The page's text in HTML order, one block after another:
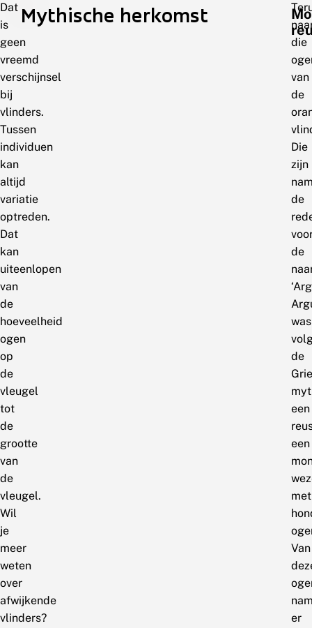
Dat
is
geen
vreemd
verschijnsel
bij
vlinders.
Tussen
individuen
kan
altijd
variatie
optreden.
Dat
kan
uiteenlopen
van
de
hoeveelheid
ogen
op
de
vleugel
tot
de
grootte
van
de
vleugel.
Wil
je
meer
weten
over
afwijkende
vlinders?
Mythische herkomst
die
van
de
Die
zijn
de
de
was
de
een
een
met
Van
er